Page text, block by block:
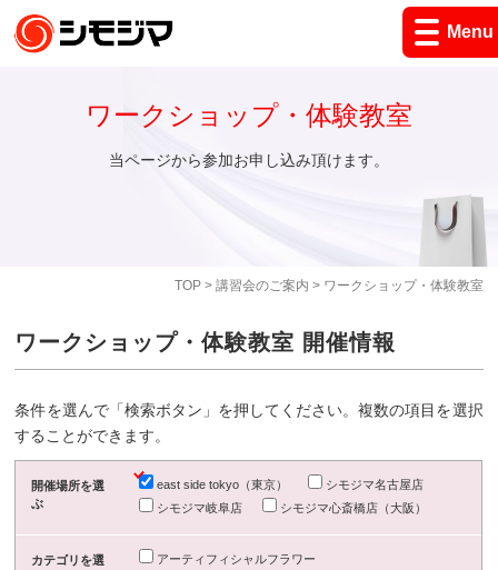
Menu
TOP> 講習会のご案内 > ワークショップ・体験教室
ワークショップ・体験教室
当ページから参加お申し込み頂けます。
ワークショップ・体験教室 開催情報
条件を選んで「検索ボタン」を押してください。複数の項目を選択
することができます。
開催場所を選
ぶ
east side tokyo（東京）
シモジマ名古屋店
シモジマ岐阜店
シモジマ心斎橋店（大阪）
カテゴリを選
アーティフィシャルフラワー